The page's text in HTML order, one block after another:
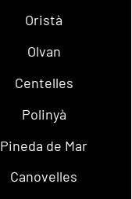
Oristà
Olvan
Centelles
Polinyà
Pineda de Mar
Canovelles